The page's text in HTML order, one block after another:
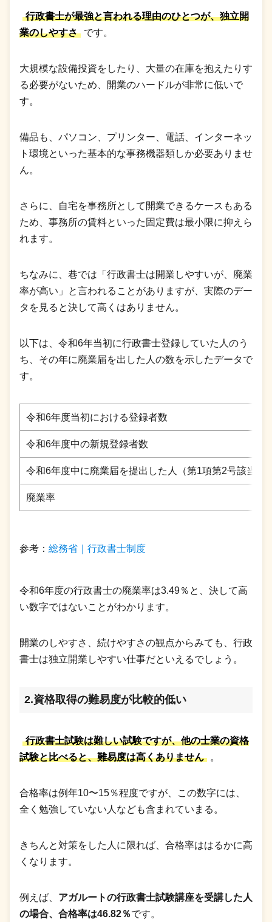
行政書士が最強と言われる理由のひとつが、独立開
業のしやすさ
です。
大規模な設備投資をしたり、大量の在庫を抱えたりす
る必要がないため、開業のハードルが非常に低いで
す。
備品も、パソコン、プリンター、電話、インターネッ
ト環境といった基本的な事務機器類しか必要ありませ
ん。
さらに、自宅を事務所として開業できるケースもある
ため、事務所の賃料といった固定費は最小限に抑えら
れます。
ちなみに、巷では「行政書士は開業しやすいが、廃業
率が高い」と言われることがありますが、実際のデー
タを見ると決して高くはありません。
以下は、令和6年当初に行政書士登録していた人のう
ち、その年に廃業届を出した人の数を示したデータで
す。
令和6年度当初における登録者数
令和6年度中の新規登録者数
令和6年度中に廃業届を提出した人（第1項第2号該当者
廃業率
参考： 総務省｜行政書士制度
令和6年度の行政書士の廃業率は3.49％と、決して高
い数字ではないことがわかります。
開業のしやすさ、続けやすさの観点からみても、行政
書士は独立開業しやすい仕事だといえるでしょう。
2.資格取得の難易度が比較的低い
行政書士試験は難しい試験ですが、他の士業の資格
試験と比べると、難易度は高くありません
。
合格率は例年10〜15％程度ですが、この数字には、
全く勉強していない人なども含まれていまる。
きちんと対策をした人に限れば、合格率ははるかに高
くなります。
例えば、 アガルートの行政書士試験講座を受講した人
の場合、合格率は46.82％です。